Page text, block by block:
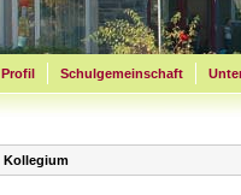
Kollegium
Profil Schulgemeinschaft